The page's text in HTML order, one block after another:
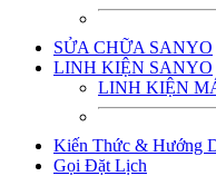
SỬA CHỮA SANYO
LINH KIỆN SANYO
LINH KIỆN
Kiến Thức & Hướng
Gọi Đặt Lịch